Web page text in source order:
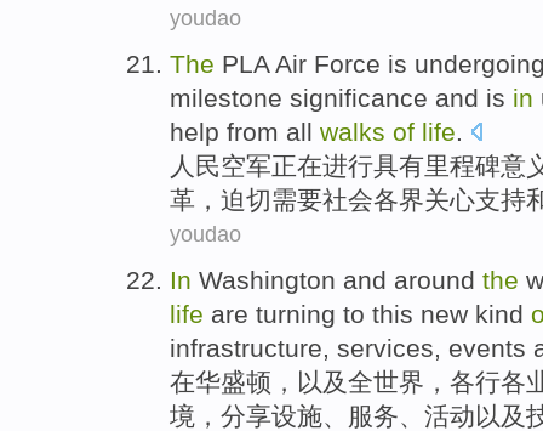
youdao
The PLAAir Force is
milestone significance and is in
help from all walks of life.
人民空军正在进行具有里程碑意
革 ， 迫切需要社会各界关心支持
youdao
In Washington and around the
life are turning to this new kind
infrastructure, services, events
在华盛顿 ， 以及全世界 ， 各行各
境 ， 分享设施、 服务、 活动以及